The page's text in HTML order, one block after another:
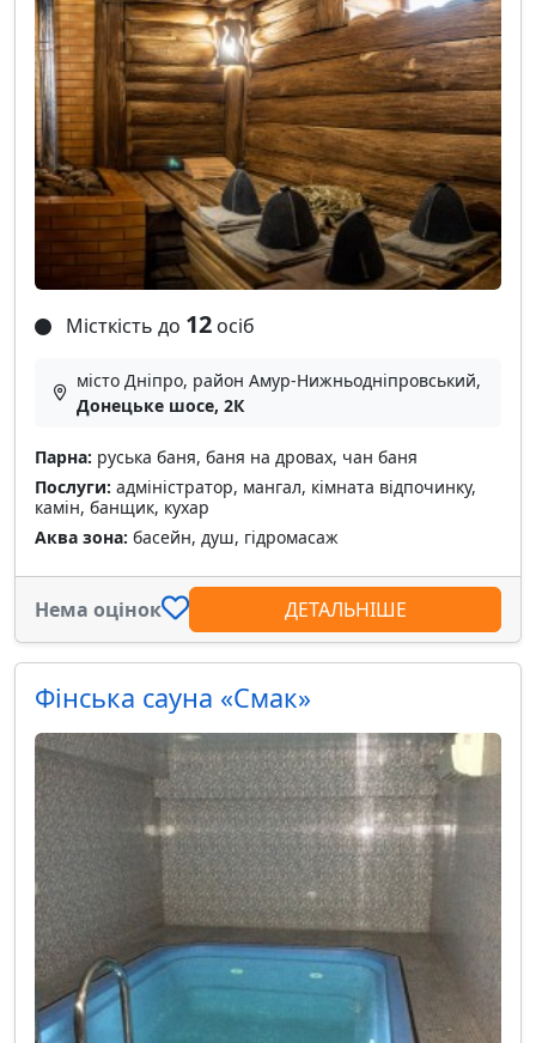
Місткість до 12 осіб
місто Дніпро, район Амур-Нижньодніпровський,
Донецьке шосе, 2К
Парна: руська баня, баня на дровах, чан баня
Послуги: адміністратор, мангал, кімната відпочинку,
камін, банщик, кухар
Аква зона: басейн, душ, гідромасаж
Нема оцінок ДЕТАЛЬНІШЕ
Фінська сауна «Смак»